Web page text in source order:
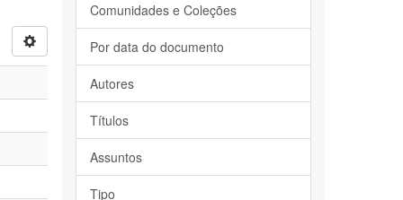
Comunidades e Coleções
Por data do documento
Autores
Títulos
Assuntos
Tipo